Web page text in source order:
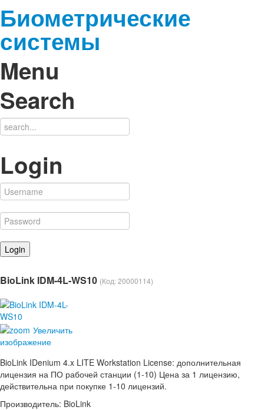
Биометрические
системы
Menu
Search
Login
BioLink IDM-4L-WS10 (Код:20000114)
Увеличить
изображение
BioLink IDenium 4.x LITE Workstation License: дополнительная
лицензия на ПО рабочей станции (1-10) Цена за 1 лицензию,
действительна при покупке 1-10 лицензий.
Производитель: BioLink